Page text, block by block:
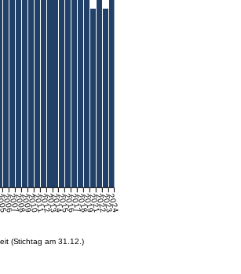
(Stichtag am 31.12.)
20062007200820092010201120122013201420152016201720182019202120222023
2024